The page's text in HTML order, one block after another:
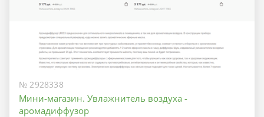
№ 2928338
Мини-магазин. Увлажнитель воздуха -
аромадиффузор